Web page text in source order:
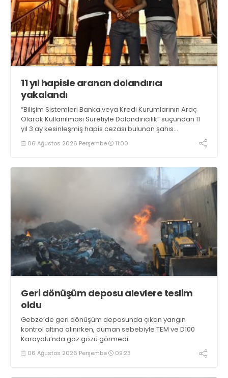
11 yıl hapisle aranan dolandırıcı
yakalandı
“Bilişim Sistemleri Banka veya Kredi Kurumlarının Araç
Olarak Kullanılması Suretiyle Dolandırıcılık” suçundan 11
yıl 3 ay kesinleşmiş hapis cezası bulunan şahıs
yakalandı
06 Ağustos 2026 Perşembe 11:00
Geri dönüşüm deposu alevlere teslim
oldu
Gebze’de geri dönüşüm deposunda çıkan yangın
kontrol altına alınırken, duman sebebiyle TEM ve D100
Karayolu’nda göz gözü görmedi
06 Ağustos 2026 Perşembe 09:23